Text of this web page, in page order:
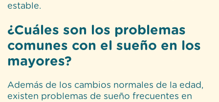
estable.
¿Cuáles son los problemas
comunes con el sueño en los
mayores?
Además de los cambios normales de la edad,
existen problemas de sueño frecuentes en